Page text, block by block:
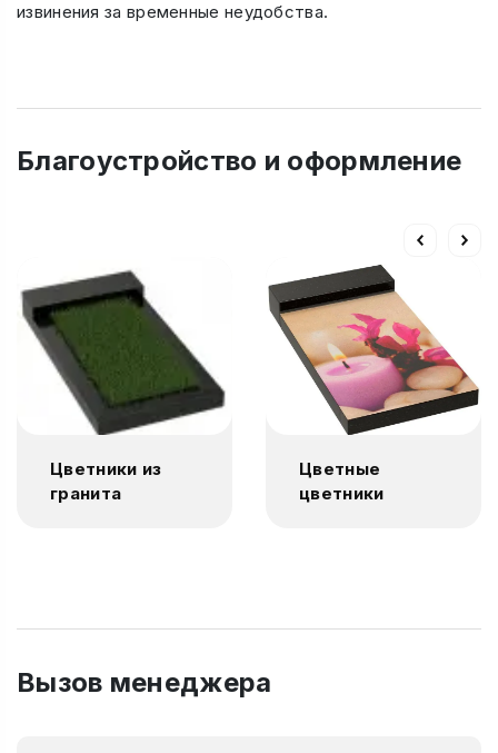
извинения за временные неудобства.
Благоустройство и оформление
Цветники из
гранита
Цветные
цветники
Вызов менеджера